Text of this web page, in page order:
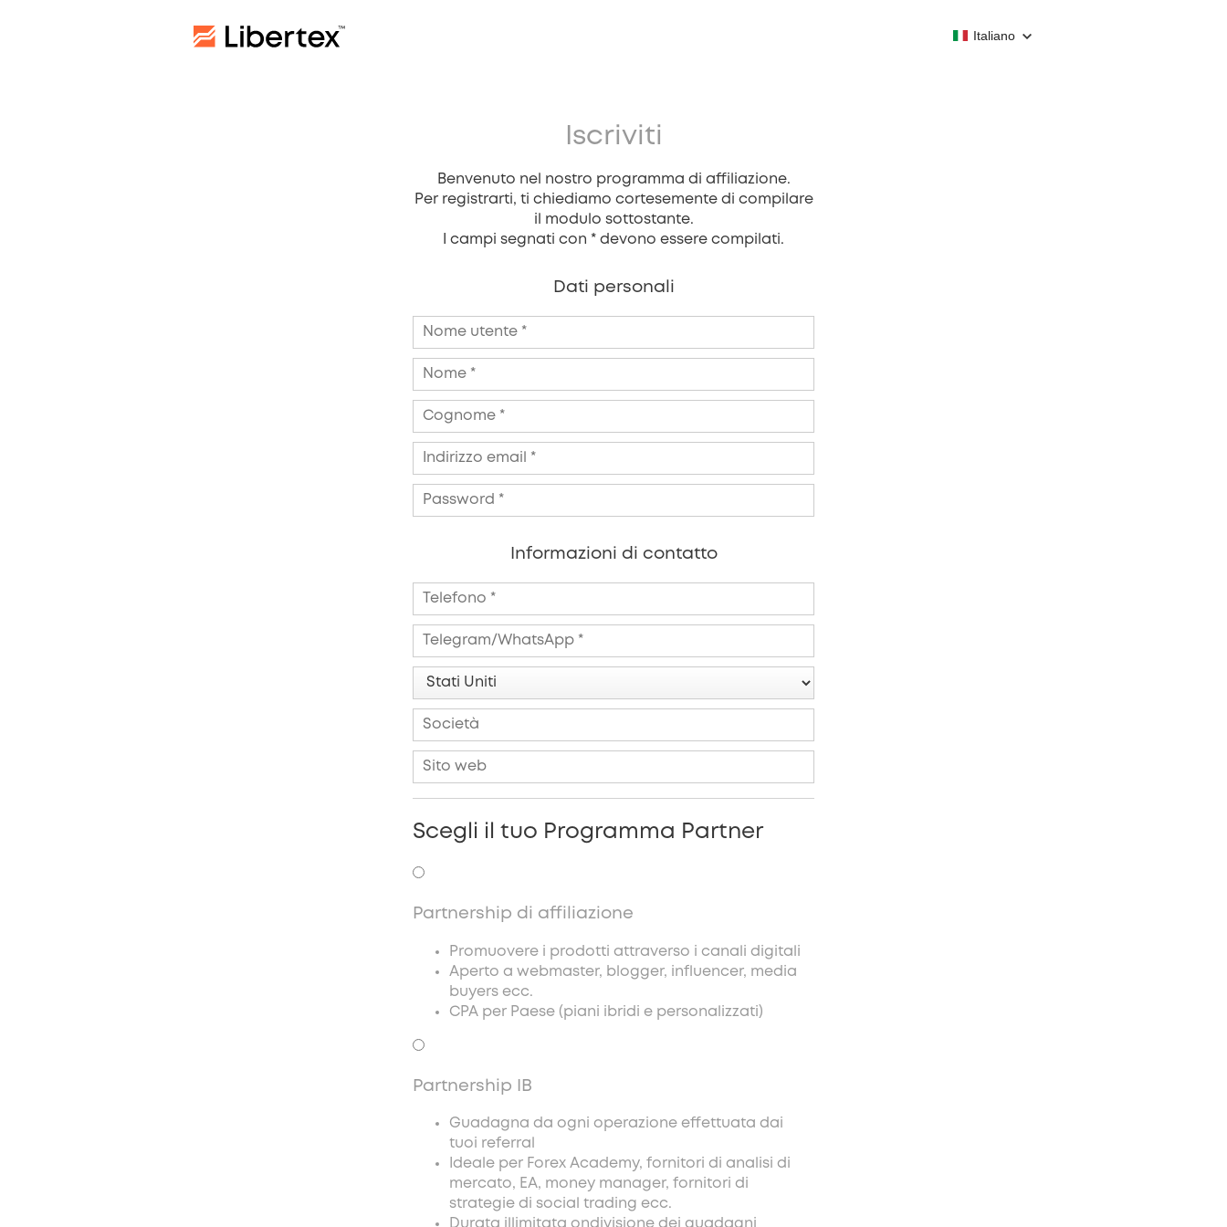
Italiano
Iscriviti
Benvenuto nel nostro programma di affiliazione.
Per registrarti, ti chiediamo cortesemente di compilare
il modulo sottostante.
I campi segnati con * devono essere compilati.
Dati personali
Informazioni di contatto
Scegli il tuo Programma Partner
Partnership di affiliazione
Promuovere i prodotti attraverso i canali digitali
Aperto a webmaster, blogger, influencer, media
buyers ecc.
CPA per Paese (piani ibridi e personalizzati)
Partnership IB
Guadagna da ogni operazione effettuata dai
tuoi referral
Ideale per Forex Academy, fornitori di analisi di
mercato, EA, money manager, fornitori di
strategie di social trading ecc.
Durata illimitata ondivisione dei guadagni